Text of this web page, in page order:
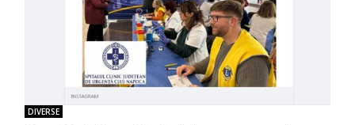
DIVERSE